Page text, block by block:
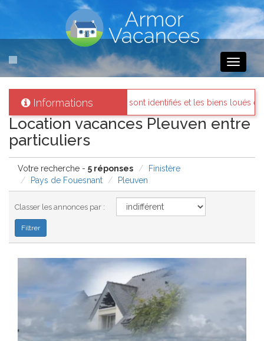
Toggle
Informations
sont identifiés et les biens loués existent réellement.
Location vacances Pleuven entre
particuliers
Votre recherche - 5 réponses
Finistère
Pays de Fouesnant
Pleuven
Classer les annonces par :